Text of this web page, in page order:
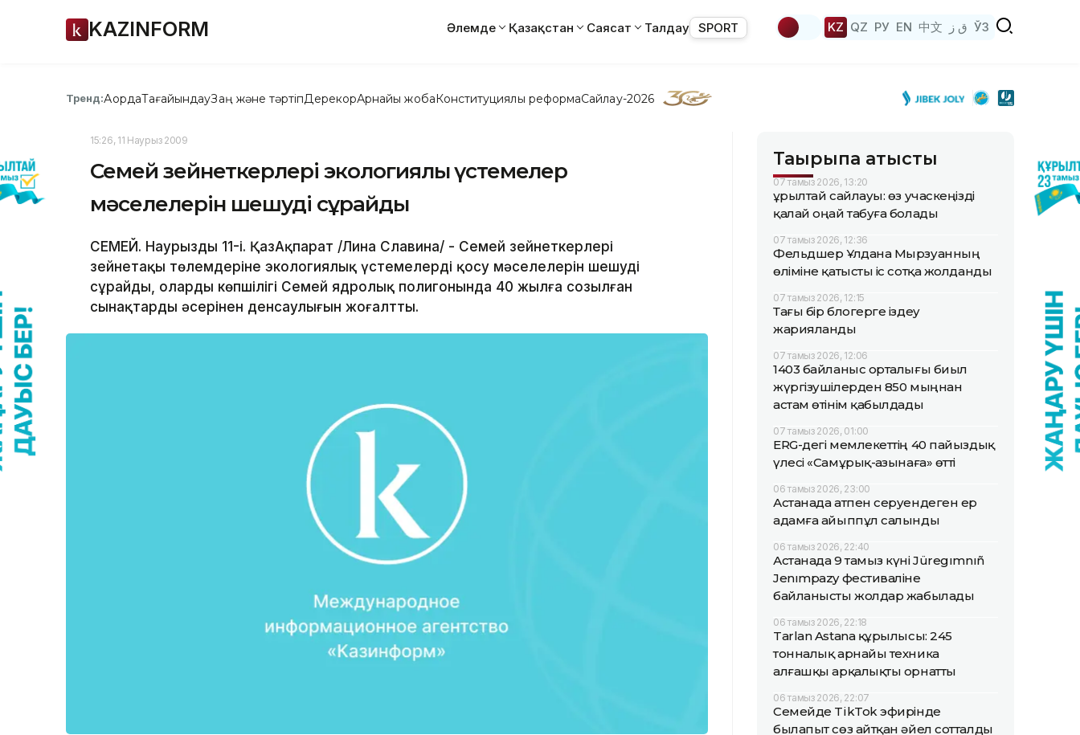
KAZINFORM Әлемде Қазақстан Саясат Талдау SPORT KZ QZ РУ EN 中文 ق ز ЎЗ
Тренд:АқордаТағайындауЗаң және тәртіпДерекқорАрнайы жобаКонституциялық реформаСайлау-2026
15:26, 11 Наурыз 2009
Семей зейнеткерлері экологиялық үстемелер
мәселелерін шешуді сұрайды
СЕМЕЙ. Наурыздың 11-і. ҚазАқпарат /Лина Славина/ - Семей зейнеткерлері
зейнетақы төлемдеріне экологиялық үстемелерді қосу мәселелерін шешуді
сұрайды, олардың көпшілігі Семей ядролық полигонында 40 жылға созылған
сынақтардың әсерінен денсаулығын жоғалтты.
Тақырыпқа қатысты
07 тамыз 2026, 13:20
Құрылтай сайлауы: өз учаскеңізді
қалай оңай табуға болады
07 тамыз 2026, 12:36
Фельдшер Ұлдана Мырзуанның
өліміне қатысты іс сотқа жолданды
07 тамыз 2026, 12:15
Тағы бір блогерге іздеу
жарияланды
07 тамыз 2026, 12:06
1403 байланыс орталығы биыл
жүргізушілерден 850 мыңнан
астам өтінім қабылдады
07 тамыз 2026, 01:00
ERG-дегі мемлекеттің 40 пайыздық
үлесі «Самұрық-Қазынаға» өтті
06 тамыз 2026, 23:00
Астанада атпен серуендеген ер
адамға айыппұл салынды
06 тамыз 2026, 22:40
Астанада 9 тамыз күні Jüregımnıñ
Jenımpazy фестиваліне
байланысты жолдар жабылады
06 тамыз 2026, 22:18
Tarlan Astana құрылысы: 245
тонналық арнайы техника
алғашқы арқалықты орнатты
06 тамыз 2026, 22:07
Семейде TikTok эфирінде
былапыт сөз айтқан әйел сотталды